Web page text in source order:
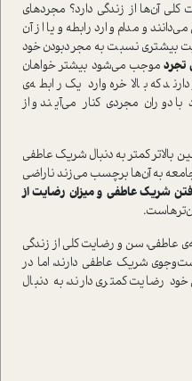
کلی آن‌ها از زندگی دارد؟ مجردهای
و مدام وارد رابطه و یا از آن
بیشتری نسبت به مجرد‌بودن خود
تجردموجب می‌شود بیشتر خواهان
که بالاخره وارد یک رابطه‌ی
دوران مجردی کنار می‌آیند و از
بالاتر کمتر به دنبال شریک عاطفی
جامعه به آن‌ها برچسب می‌زند ناراضی
شریک عاطفی و میزان رضایت از
عاطفی، سن و رضایت کلی از زندگی
شریک عاطفی دارند، اما در
خود رضایت کمتری دارند، به دنبال